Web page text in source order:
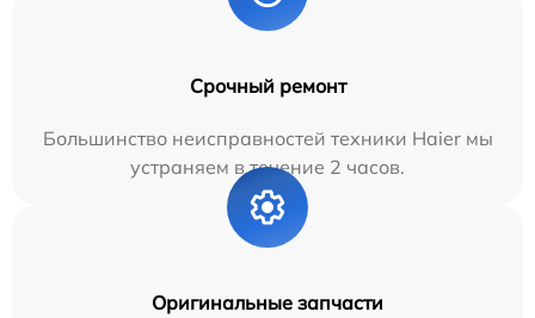
Срочный ремонт
Большинство неисправностей техники Haier мы
устраняем в течение 2 часов.
Оригинальные запчасти